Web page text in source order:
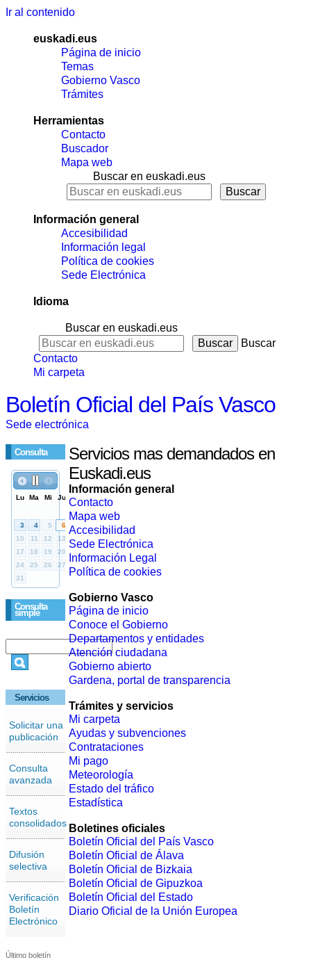
Ir al contenido
euskadi.eus
Página de inicio
Temas
Gobierno Vasco
Trámites
Herramientas
Contacto
Buscador
Mapa web
Buscar en euskadi.eus
Información general
Accesibilidad
Información legal
Política de cookies
Sede Electrónica
Idioma
Buscar en euskadi.eus
Buscar
Contacto
Mi carpeta
Boletín Oficial del País Vasco
Sede electrónica
Consulta
Consulta
simple
Servicios
Solicitar una
publicación
Consulta
avanzada
Textos
consolidados
Difusión
selectiva
Verificación
Boletín
Electrónico
Último boletín
Servicios mas demandados en
Euskadi.eus
Información general
Contacto
Mapa web
Accesibilidad
Sede Electrónica
Información Legal
Política de cookies
Gobierno Vasco
Página de inicio
Conoce el Gobierno
Departamentos y entidades
Atención ciudadana
Gobierno abierto
Gardena, portal de transparencia
Trámites y servicios
Mi carpeta
Ayudas y subvenciones
Contrataciones
Mi pago
Meteorología
Estado del tráfico
Estadística
Boletines oficiales
Boletín Oficial del País Vasco
Boletín Oficial de Álava
Boletín Oficial de Bizkaia
Boletín Oficial de Gipuzkoa
Boletín Oficial del Estado
Diario Oficial de la Unión Europea